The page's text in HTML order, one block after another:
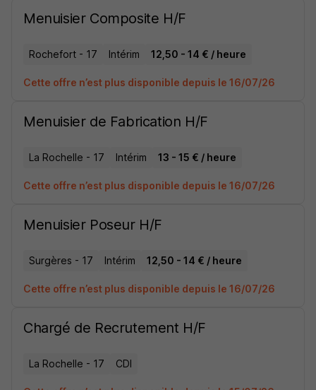
Menuisier Composite H/F
Rochefort - 17 Intérim 12,50 - 14 € / heure
Cette offre n’est plus disponible depuis le 16/07/26
Menuisier de Fabrication H/F
La Rochelle - 17 Intérim 13 - 15 € / heure
Cette offre n’est plus disponible depuis le 16/07/26
Menuisier Poseur H/F
Surgères - 17 Intérim 12,50 - 14 € / heure
Cette offre n’est plus disponible depuis le 16/07/26
Chargé de Recrutement H/F
La Rochelle - 17 CDI